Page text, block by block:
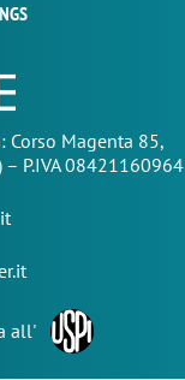
: Corso Magenta 85,
P.IVA 08421160964
all'